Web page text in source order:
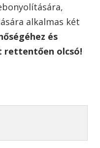
alkalmas két
és
rettentően olcsó!